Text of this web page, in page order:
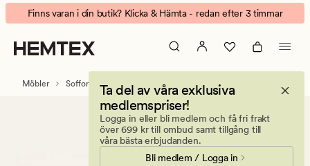
Isa
modul
öppen
ände
natur
Animerad
banner.
Klicka
på
Finns varan i din butik? Klicka & Hämta - redan efter 3 timmar
Ta del av våra exklusiva
medlemspriser!
Logga in eller bli medlem och få fri frakt
över 699 kr till ombud samt tillgång till
våra bästa erbjudanden.
Bli medlem / Logga in
Möbler Soffor Modulsoffor Modulsoffa Isa